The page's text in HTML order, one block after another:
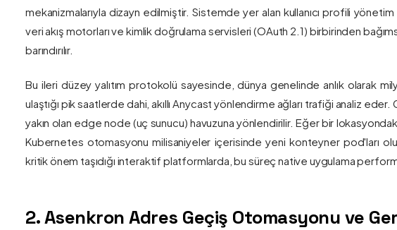
mekanizmalarıyla dizayn edilmiştir. Sistemde yer alan kullanıcı profili
veri akış motorları ve kimlik doğrulama servisleri (OAuth 2.1) birbirinden
barındırılır.
Bu ileri düzey yalıtım protokolü sayesinde, dünya genelinde anlık olarak
ulaştığı pik saatlerde dahi, akıllı Anycast yönlendirme ağları trafiği analiz
yakın olan edge node (uç sunucu) havuzuna yönlendirilir. Eğer bir lokasyondaki
Kubernetes otomasyonu milisaniyeler içerisinde yeni konteyner pod'ları
kritik önem taşıdığı interaktif platformlarda, bu süreç native uygulama
2. Asenkron Adres Geçiş Otomasyonu ve